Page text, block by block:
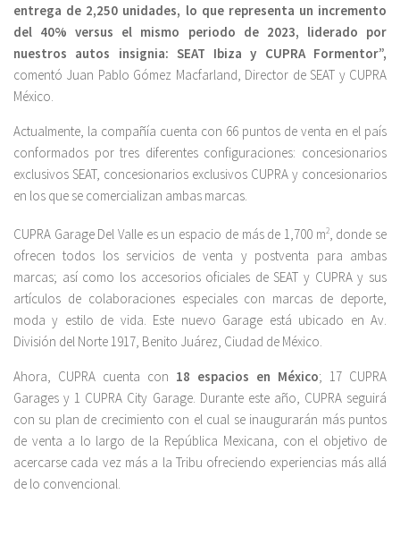
entrega de 2,250 unidades, lo que representa un incremento
del 40% versus el mismo periodo de 2023, liderado por
nuestros autos insignia: SEAT Ibiza y CUPRA Formentor”,
comentó Juan Pablo Gómez Macfarland, Director de SEAT y CUPRA
México.
Actualmente, la compañía cuenta con 66 puntos de venta en el país
conformados por tres diferentes configuraciones: concesionarios
exclusivos SEAT, concesionarios exclusivos CUPRA y concesionarios
en los que se comercializan ambas marcas.
CUPRA Garage Del Valle es un espacio de más de 1,700 m2, donde se
ofrecen todos los servicios de venta y postventa para ambas
marcas; así como los accesorios oficiales de SEAT y CUPRA y sus
artículos de colaboraciones especiales con marcas de deporte,
moda y estilo de vida. Este nuevo Garage está ubicado en Av.
División del Norte 1917, Benito Juárez, Ciudad de México.
Ahora, CUPRA cuenta con 18 espacios en México; 17 CUPRA
Garages y 1 CUPRA City Garage. Durante este año, CUPRA seguirá
con su plan de crecimiento con el cual se inaugurarán más puntos
de venta a lo largo de la República Mexicana, con el objetivo de
acercarse cada vez más a la Tribu ofreciendo experiencias más allá
de lo convencional.